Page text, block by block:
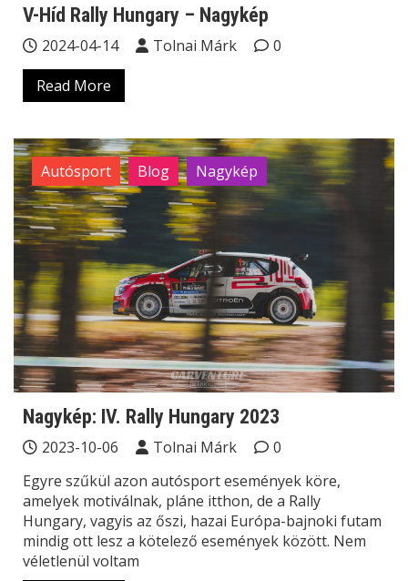
V-Híd Rally Hungary – Nagykép
2024-04-14 Tolnai Márk
0
Read More
Autósport Blog Nagykép
Nagykép: IV. Rally Hungary 2023
2023-10-06 Tolnai Márk
0
Egyre szűkül azon autósport események köre,
amelyek motiválnak, pláne itthon, de a Rally
Hungary, vagyis az őszi, hazai Európa-bajnoki futam
mindig ott lesz a kötelező események között. Nem
véletlenül voltam